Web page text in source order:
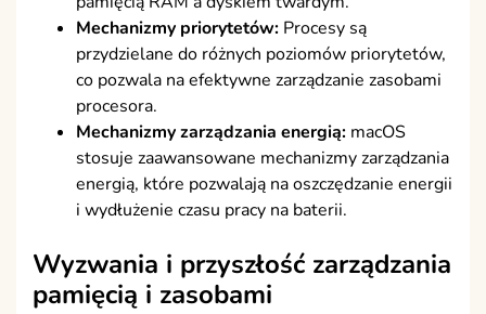
Mechanizmy priorytetów: Procesy są
przydzielane do różnych poziomów priorytetów,
co pozwala na efektywne zarządzanie zasobami
procesora.
Mechanizmy zarządzania energią: macOS
stosuje zaawansowane mechanizmy zarządzania
energią, które pozwalają na oszczędzanie energii
i wydłużenie czasu pracy na baterii.
Wyzwania i przyszłość zarządzania
pamięcią i zasobami